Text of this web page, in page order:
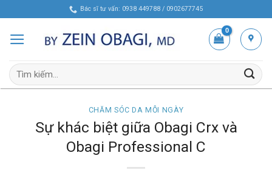
content
Bác sĩ tư vấn: 0938 449788 / 0902677745
Tìm
kiếm:
CHĂM SÓC DA MỖI NGÀY
Sự khác biệt giữa Obagi Crx và
Obagi Professional C